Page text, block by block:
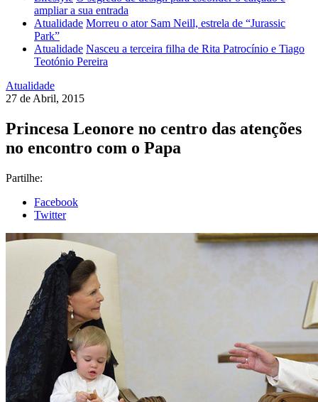
ampliar a sua entrada
Atualidade Morreu o ator Sam Neill, estrela de “Jurassic
Park”
Atualidade Nasceu a terceira filha de Rita Patrocínio e Tiago
Teotónio Pereira
Atualidade
27 de Abril, 2015
Princesa Leonore no centro das atenções
no encontro com o Papa
Partilhe:
Facebook
Twitter